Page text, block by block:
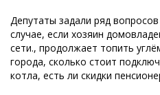
Депутаты задали ряд
случае, если хозяин
сети., продолжает топить
города, сколько стоит
котла, есть ли скидки